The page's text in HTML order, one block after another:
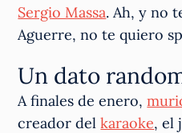
Sergio Massa. Ah, y no
Aguerre, no te quiero
Un dato
A finales de enero,
creador delkaraoke, el